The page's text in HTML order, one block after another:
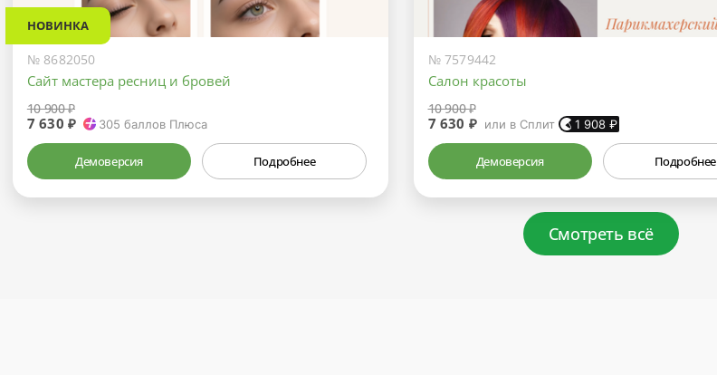
НОВИНКА
№ 8682050
Сайт мастера ресниц и бровей
10 900 ₽
7 630 ₽ 305 баллов Плюса
Демоверсия Подробнее
№ 7579442
Салон красоты
10 900 ₽
7 630 ₽ или в Сплит 1 908₽
Демоверсия Подробнее
Смотреть всё